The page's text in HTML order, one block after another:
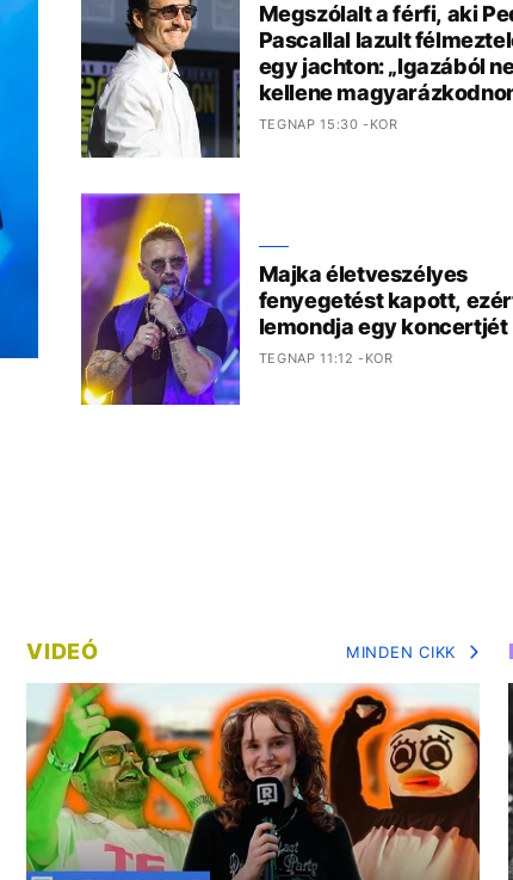
Megszólalt a férfi, aki
Pascallal lazult
egy jachton: „Igazából
kellene
TEGNAP 15:30 -KOR
Majka életveszélyes
fenyegetést kapott,
lemondja egy koncertjét
TEGNAP 11:12 -KOR
VIDEÓ MINDEN CIKK